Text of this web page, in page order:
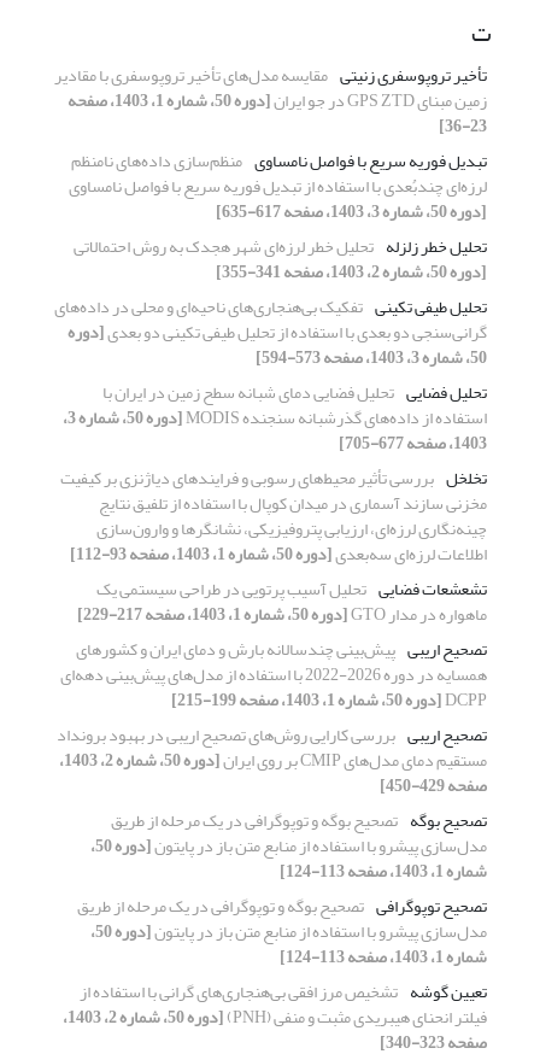
ت
تأخیر تروپوسفری زنیتی مقایسه مدل‌های تأخیر تروپوسفری با مقادیر
زمین مبنای GPS ZTD در جو ایران [دوره 50، شماره 1، 1403، صفحه
23-36]
تبدیل فوریه سریع با فواصل نامساوی منظم‌سازی داده‌های نامنظم
لرزه‌ای چند‌بُعدی با استفاده از تبدیل فوریه سریع با فواصل نامساوی
[دوره 50، شماره 3، 1403، صفحه 617-635]
تحلیل خطر زلزله تحلیل خطر لرزه‌ای شهر هجدک به روش احتمالاتی
[دوره 50، شماره 2، 1403، صفحه 341-355]
تحلیل طیفی تکینی تفکیک بی‌هنجاری‌های ناحیه‌‌‌ای و محلی در داده‌های
گرانی‌سنجی دو بعدی با استفاده از تحلیل طیفی تکینی دو بعدی[دوره
50، شماره 3، 1403، صفحه 573-594]
تحلیل فضایی تحلیل فضایی دمای ‌شبانه سطح زمین در ایران با
استفاده از داده‌‌های گذر‌شبانه سنجنده MODIS [دوره 50، شماره 3،
1403، صفحه 677-705]
تخلخل بررسی تأثیر محیط‌های رسوبی و فرایندهای دیاژنزی بر کیفیت
مخزنی سازند آسماری در میدان کوپال با استفاده از تلفیق نتایج
چینه‌نگاری لرزه‌ای، ارزیابی پتروفیزیکی، نشانگرها و وارون‌سازی
اطلاعات لرزه‌ای سه‌بعدی[دوره 50، شماره 1، 1403، صفحه 93-112]
تشعشعات فضایی تحلیل آسیب پرتویی در طراحی سیستمی یک
ماهواره در مدار GTO
[دوره 50، شماره 1، 1403، صفحه 217-229]
تصحیح اریبی پیش‌بینی چندسالانه بارش و دمای ایران و کشورهای
همسایه در دوره 2026-2022 با استفاده از مدل‌های پیش‌بینی دهه‌ای
DCPP[دوره 50، شماره 1، 1403، صفحه 199-215]
تصحیح اریبی بررسی کارایی روش‌های تصحیح اریبی در بهبود برونداد
مستقیم دمای مدل‌های CMIP بر روی ایران [دوره 50، شماره 2، 1403،
صفحه 429-450]
تصحیح بوگه تصحیح بوگه و توپوگرافی در یک مرحله از طریق
مدل‌سازی پیشرو با استفاده از منابع متن باز در پایتون [دوره 50،
شماره 1، 1403، صفحه 113-124]
تصحیح توپوگرافی تصحیح بوگه و توپوگرافی در یک مرحله از طریق
مدل‌سازی پیشرو با استفاده از منابع متن باز در پایتون [دوره 50،
شماره 1، 1403، صفحه 113-124]
تعیین گوشه تشخیص مرز افقی بی‌هنجاری‌ها‌ی گرانی با استفاده از
فیلتر انحنای هیبریدی مثبت و منفی (PNH) [دوره 50، شماره 2، 1403،
صفحه 323-340]